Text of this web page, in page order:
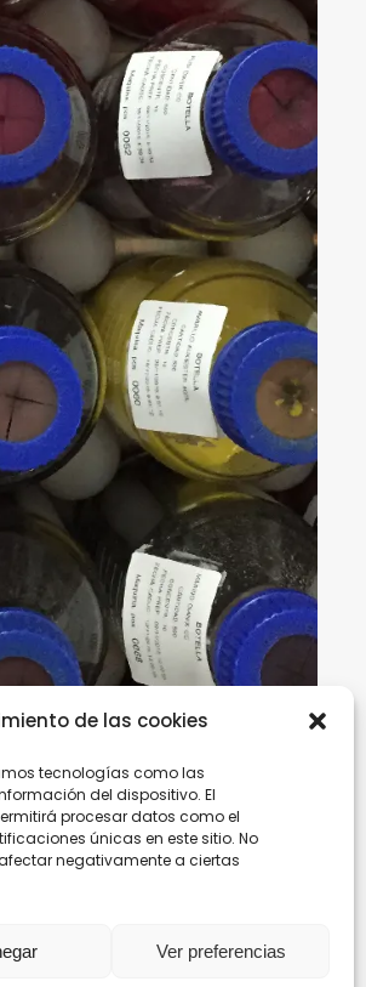
de las cookies
tecnologías como las
del dispositivo. El
procesar datos como el
únicas en este sitio. No
negativamente a ciertas
Ver preferencias
Politica de Empresa